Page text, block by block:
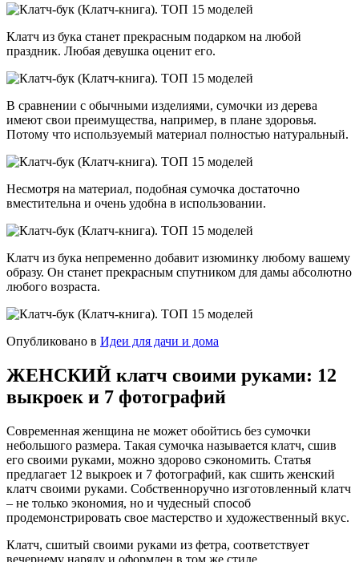
Клатч из бука станет прекрасным подарком на любой
праздник. Любая девушка оценит его.
В сравнении с обычными изделиями, сумочки из дерева
имеют свои преимущества, например, в плане здоровья.
Потому что используемый материал полностью натуральный.
Несмотря на материал, подобная сумочка достаточно
вместительна и очень удобна в использовании.
Клатч из бука непременно добавит изюминку любому вашему
образу. Он станет прекрасным спутником для дамы абсолютно
любого возраста.
Опубликовано в Идеи для дачи и дома
ЖЕНСКИЙ клатч своими руками: 12
выкроек и 7 фотографий
Современная женщина не может обойтись без сумочки
небольшого размера. Такая сумочка называется клатч, сшив
его своими руками, можно здорово сэкономить. Статья
предлагает 12 выкроек и 7 фотографий, как сшить женский
клатч своими руками. Собственноручно изготовленный клатч
– не только экономия, но и чудесный способ
продемонстрировать свое мастерство и художественный вкус.
Клатч, сшитый своими руками из фетра, соответствует
вечернему наряду и оформлен в том же стиле.